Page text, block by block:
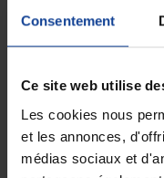
Consentement
Ce site web utilise
Les cookies nous
et les annonces,
médias sociaux et
Garrot Clip Pourpre
9,00 €